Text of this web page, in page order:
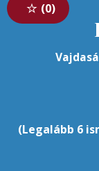
0
(Legalább 6